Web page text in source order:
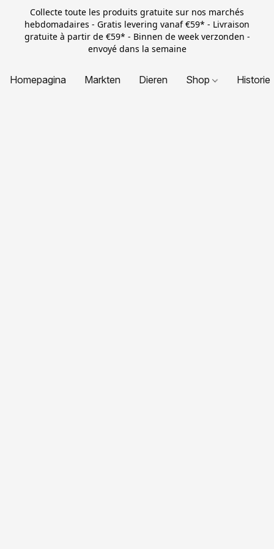
Collecte toute les produits gratuite sur nos marchés
hebdomadaires - Gratis levering vanaf €59* - Livraison
gratuite à partir de €59* - Binnen de week verzonden -
envoyé dans la semaine
Homepagina Markten Dieren Shop Historie